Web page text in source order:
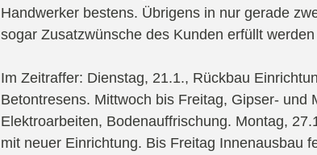
Handwerker bestens. Übrigens in nur gerade
sogar Zusatzwünsche des Kunden erfüllt
Im Zeitraffer: Dienstag, 21.1., Rückbau
Betontresens. Mittwoch bis Freitag, Gipser- und
Elektroarbeiten, Bodenauffrischung. Montag,
mit neuer Einrichtung. Bis Freitag Innenausbau